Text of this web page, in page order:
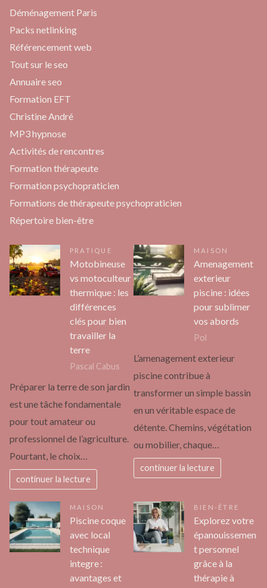
Déménagement Paris
Packs netlinking
Référencement web
Tout sur le seo
Annuaire seo
Formation EFT
Christine André
MP3 hypnose
Activités de rencontres
Formation thérapeute
Formation psychopraticien
Formations de thérapeute psychopraticien
Répertoire bien-être
PRATIQUE
Motobineuse
vs motoculteur
thermique : les
différences
clés pour bien
travailler la
terre
Pascal Cabus
Préparer la terre de son jardin
est une tâche fondamentale
pour tout amateur ou
professionnel de l’agriculture.
Pourtant, le choix…
continuer la lecture
MAISON
Amenagement
exterieur
piscine : idées
pour sublimer
vos abords
Pol
L’amenagement exterieur
piscine contribue à
transformer un simple bassin
en un véritable espace de
détente. Chemins, végétation
ou mobilier, chaque…
continuer la lecture
MAISON
Piscine coque
avec local
technique
integre :
avantages et
BIEN-ÊTRE
Explorez votre
épanouissemen
t personnel
grâce à la
thérapie à